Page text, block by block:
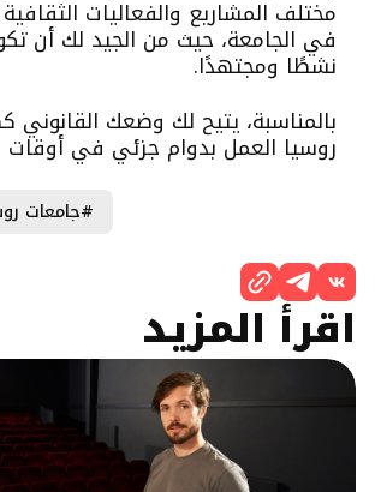
مختلف المشاريع والفعاليات
في الجامعة، حيث من الجيد لك أن
نشطًا ومجتهدًا.
بالمناسبة، يتيح لك وضعك
روسيا العمل بدوام جزئي في أوقات
#جامعات
اقرأ المزيد